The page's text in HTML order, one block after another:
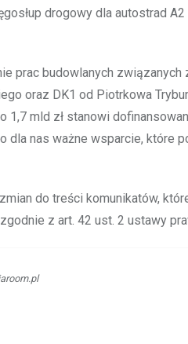
drogowy dla autostrad
prac budowlanych
oraz DK1 od Piotrkowa
1,7 mld zł stanowi
dla nas ważne wsparcie,
do treści komunikatów,
z art. 42 ust. 2 ustawy